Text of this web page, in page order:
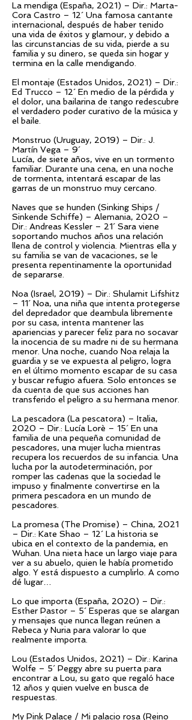
La mendiga (España, 2021) – Dir.: Marta-
Cora Castro – 12´ Una famosa cantante
internacional, después de haber tenido
una vida de éxitos y glamour, y debido a
las circunstancias de su vida, pierde a su
familia y su dinero, se queda sin hogar y
termina en la calle mendigando.
El montaje (Estados Unidos, 2021) – Dir.:
Ed Trucco – 12´ En medio de la pérdida y
el dolor, una bailarina de tango redescubre
el verdadero poder curativo de la música y
el baile.
Monstruo (Uruguay, 2019) – Dir.: J.
Martín Vega – 9´
Lucía, de siete años, vive en un tormento
familiar. Durante una cena, en una noche
de tormenta, intentará escapar de las
garras de un monstruo muy cercano.
Naves que se hunden (Sinking Ships /
Sinkende Schiffe) – Alemania, 2020 –
Dir.: Andreas Kessler – 21´ Sara viene
soportando muchos años una relación
llena de control y violencia. Mientras ella y
su familia se van de vacaciones, se le
presenta repentinamente la oportunidad
de separarse.
Noa (Israel, 2019) – Dir.: Shulamit Lifshitz
– 11´ Noa, una niña que intenta protegerse
del depredador que deambula libremente
por su casa, intenta mantener las
apariencias y parecer feliz para no socavar
la inocencia de su madre ni de su hermana
menor. Una noche, cuando Noa relaja la
guardia y se ve expuesta al peligro, logra
en el último momento escapar de su casa
y buscar refugio afuera. Solo entonces se
da cuenta de que sus acciones han
transferido el peligro a su hermana menor.
La pescadora (La pescatora) – Italia,
2020 – Dir.: Lucía Lorè – 15´ En una
familia de una pequeña comunidad de
pescadores, una mujer lucha mientras
recupera los recuerdos de su infancia. Una
lucha por la autodeterminación, por
romper las cadenas que la sociedad le
impuso y finalmente convertirse en la
primera pescadora en un mundo de
pescadores.
La promesa (The Promise) – China, 2021
– Dir.: Kate Shao – 12´ La historia se
ubica en el contexto de la pandemia, en
Wuhan. Una nieta hace un largo viaje para
ver a su abuelo, quien le había prometido
algo. Y está dispuesto a cumplirlo. A como
dé lugar…
Lo que importa (España, 2020) – Dir.:
Esther Pastor – 5´ Esperas que se alargan
y mensajes que nunca llegan reúnen a
Rebeca y Nuria para valorar lo que
realmente importa.
Lou (Estados Unidos, 2021) – Dir.: Karina
Wolfe – 5´ Peggy abre su puerta para
encontrar a Lou, su gato que regaló hace
12 años y quien vuelve en busca de
respuestas.
My Pink Palace / Mi palacio rosa (Reino